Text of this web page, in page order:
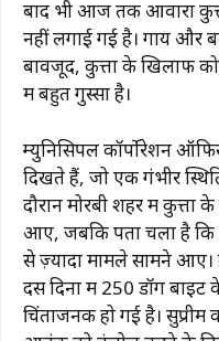
बाद भी आज तक आवारा
नहीं लगाई गई है। गाय और
बावजूद, कुत्तों के खिलाफ
में बहुत गुस्सा है।
म्युनिसिपल कॉर्पोरेशन
दिखते हैं, जो एक गंभीर
दौरान मोरबी शहर में
आए, जबकि पता चला है कि
से ज़्यादा मामले सामने
दस दिनों में 250 डॉग
चिंताजनक हो गई है। सुप्रीम